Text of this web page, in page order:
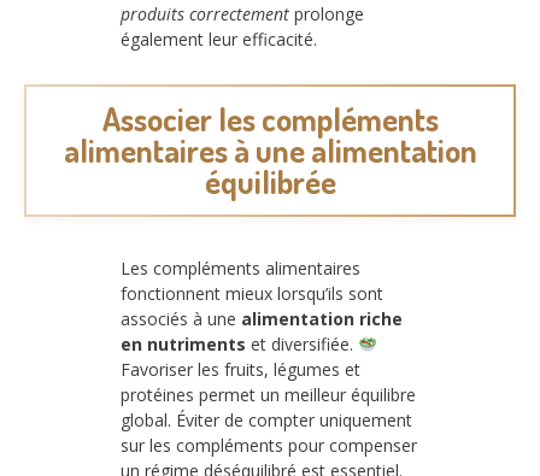
produits correctement prolonge
également leur efficacité.
Associer les compléments
alimentaires à une alimentation
équilibrée
Les compléments alimentaires
fonctionnent mieux lorsqu’ils sont
associés à une alimentation riche
en nutriments et diversifiée.
Favoriser les fruits, légumes et
protéines permet un meilleur équilibre
global. Éviter de compter uniquement
sur les compléments pour compenser
un régime déséquilibré est essentiel.